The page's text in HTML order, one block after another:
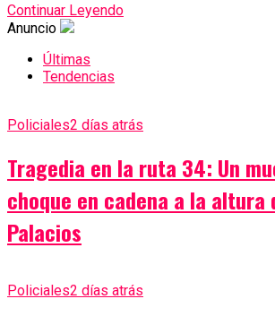
Continuar Leyendo
Anuncio
Últimas
Tendencias
Policiales2 días atrás
Tragedia en la ruta 34: Un
choque en cadena a la altura
Palacios
Policiales2 días atrás